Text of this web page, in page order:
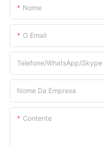
Nome
O Email
Telefone/WhatsApp/Skype
Nome Da Empresa
Contente